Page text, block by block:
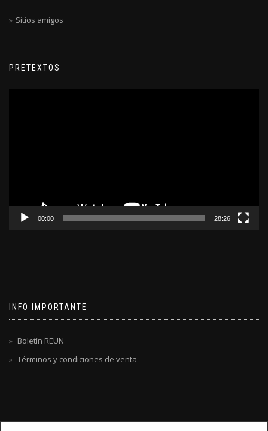
Sitios amigos
PRETEXTOS
00:00 28:26
INFO IMPORTANTE
Boletín REUN
Términos y condiciones de venta